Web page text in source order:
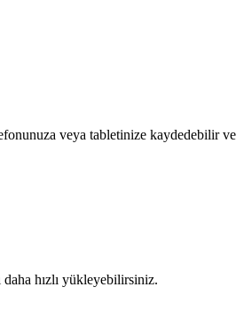
veya tabletinize kaydedebilir ve
daha hızlı yükleyebilirsiniz.